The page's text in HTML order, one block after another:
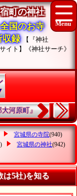
町の神社
全国のお寺
収録
【『神社
イト】《神社サーチ》
大河原町』
宮城県の寺院(940)
宮城県の神社(942)
は5社)を知る